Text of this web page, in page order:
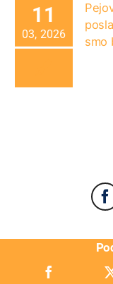
11
03, 2026
smo